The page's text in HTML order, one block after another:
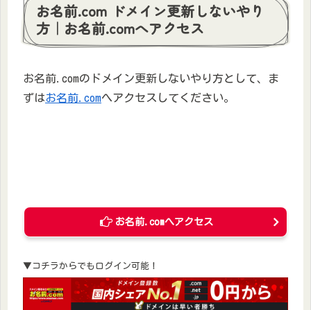
お名前.com ドメイン更新しないやり
方｜お名前.comへアクセス
お名前.comのドメイン更新しないやり方として、ま
ずはお名前.comへアクセスしてください。
お名前.comへアクセス
▼コチラからでもログイン可能！